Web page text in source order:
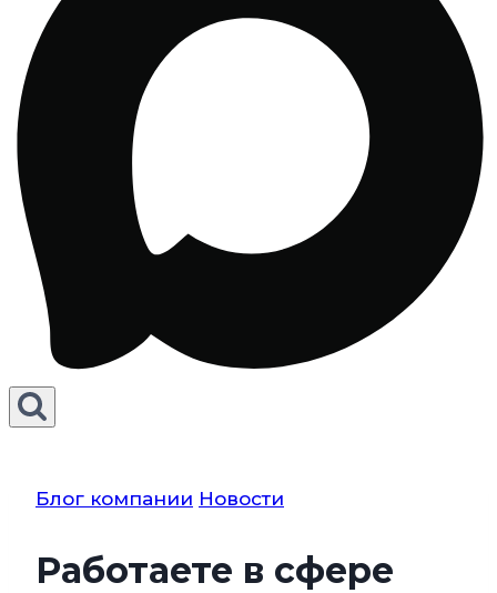
Блог компании Новости
Работаете в сфере